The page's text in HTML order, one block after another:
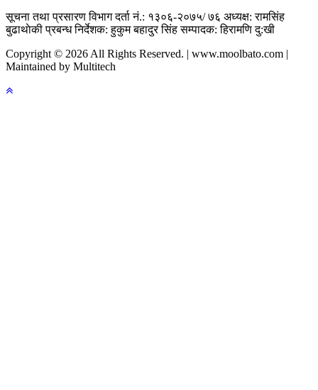
सूचना तथा प्रसारण विभाग दर्ता नं.: १३०६-२०७५/ ७६ अध्यक्ष: रामसिंह
बुढाथाेकी प्रबन्ध निर्देशक: हुकुम बहादुर सिंह सम्पादक: हिरामणि दु:खी
Copyright © 2026 All Rights Reserved. | www.moolbato.com |
Maintained by Multitech